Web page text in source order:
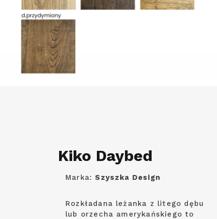
Kiko Daybed
Marka:Szyszka Design
Rozkładana leżanka z litego dębu
lub orzecha amerykańskiego to